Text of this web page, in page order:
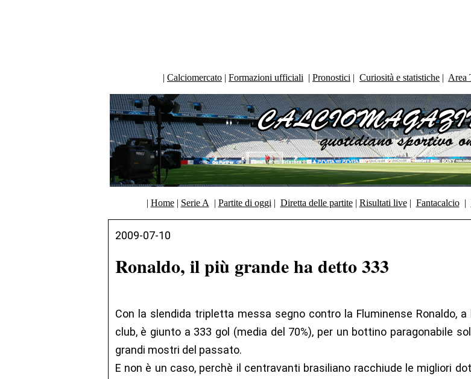
| Calciomercato | Formazioni ufficiali | Pronostici | Curiosità e statistiche | Area
| Home| Serie A | Partite di oggi | Diretta delle partite| Risultati live| Fantacalcio|
2009-07-10
Ronaldo, il più grande ha detto 333
Con la slendida tripletta messa segno contro la Fluminense Ronaldo, a
club, è giunto a 333 gol (media del 70%), per un bottino paragonabile
grandi mostri del passato.
E non è un caso, perchè il centravanti brasiliano racchiude le migliori